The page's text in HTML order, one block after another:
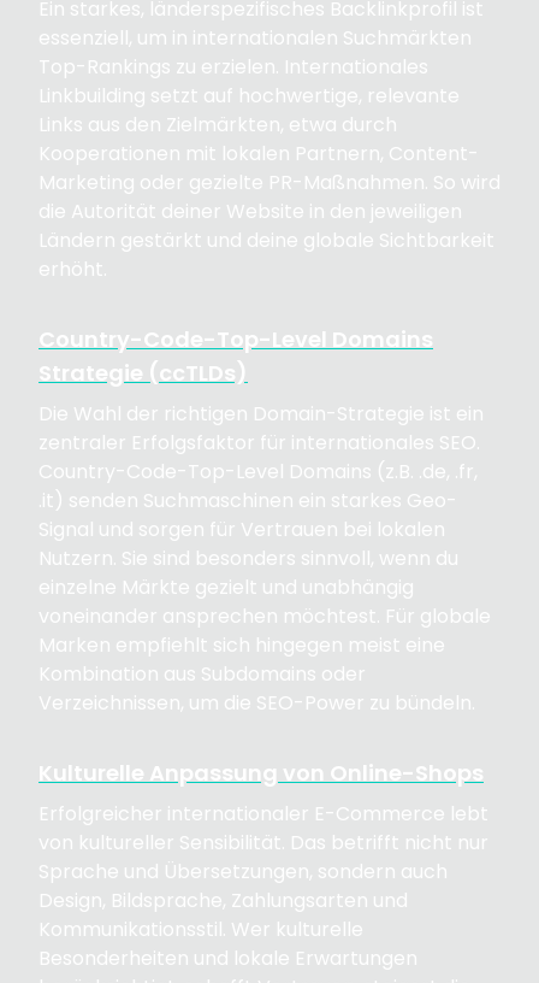
Ein starkes, länderspezifisches Backlinkprofil ist
essenziell, um in internationalen Suchmärkten
Top-Rankings zu erzielen. Internationales
Linkbuilding setzt auf hochwertige, relevante
Links aus den Zielmärkten, etwa durch
Kooperationen mit lokalen Partnern, Content-
Marketing oder gezielte PR-Maßnahmen. So wird
die Autorität deiner Website in den jeweiligen
Ländern gestärkt und deine globale Sichtbarkeit
erhöht.
Country-Code-Top-Level Domains
Strategie (ccTLDs)
Die Wahl der richtigen Domain-Strategie ist ein
zentraler Erfolgsfaktor für internationales SEO.
Country-Code-Top-Level Domains (z.B. .de, .fr,
.it) senden Suchmaschinen ein starkes Geo-
Signal und sorgen für Vertrauen bei lokalen
Nutzern. Sie sind besonders sinnvoll, wenn du
einzelne Märkte gezielt und unabhängig
voneinander ansprechen möchtest. Für globale
Marken empfiehlt sich hingegen meist eine
Kombination aus Subdomains oder
Verzeichnissen, um die SEO-Power zu bündeln.
Kulturelle Anpassung von Online-Shops
Erfolgreicher internationaler E-Commerce lebt
von kultureller Sensibilität. Das betrifft nicht nur
Sprache und Übersetzungen, sondern auch
Design, Bildsprache, Zahlungsarten und
Kommunikationsstil. Wer kulturelle
Besonderheiten und lokale Erwartungen